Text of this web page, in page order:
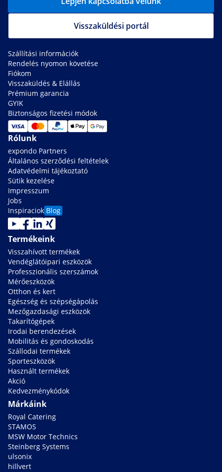
Visszaküldési portál
Szállítási információk
Rendelés nyomon követése
Fiókom
Visszaküldés & Elállás
Prémium garancia
GYIK
Biztonságos fizetési módok
Rólunk
expondo Partners
Általános szerződési feltételek
Adatvédelmi tájékoztató
Sütik kezelése
Impresszum
Jobs
Inspiraciok Blog
Termékeink
Visszahívott termékek
Vendéglátóipari eszközök
Professzionális szerszámok
Mérőeszközök
Otthon és kert
Egészség és szépségápolás
Mezőgazdasági eszközök
Takarítógépek
Irodai berendezések
Mobilitás és gondoskodás
Szállodai termékek
Sporteszközök
Használt termékek
Akció
Kedvezménykódok
Márkáink
Royal Catering
STAMOS
MSW Motor Technics
Steinberg Systems
ulsonix
hillvert